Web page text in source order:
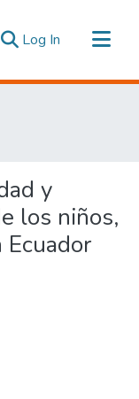
Log In (current)
y
los niños,